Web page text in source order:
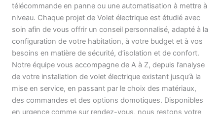
télécommande en panne ou une automatisation à mettre à
niveau. Chaque projet de Volet électrique est étudié avec
soin afin de vous offrir un conseil personnalisé, adapté à la
configuration de votre habitation, à votre budget et à vos
besoins en matière de sécurité, d’isolation et de confort.
Notre équipe vous accompagne de A à Z, depuis l’analyse
de votre installation de volet électrique existant jusqu’à la
mise en service, en passant par le choix des matériaux,
des commandes et des options domotiques. Disponibles
en urgence comme sur rendez-vous, nous restons votre